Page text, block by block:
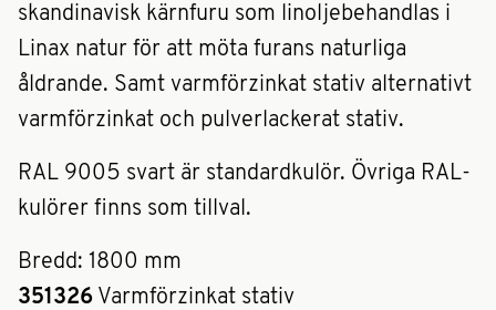
skandinavisk kärnfuru som linoljebehandlas i
Linax natur för att möta furans naturliga
åldrande. Samt varmförzinkat stativ alternativt
varmförzinkat och pulverlackerat stativ.
RAL 9005 svart är standardkulör. Övriga RAL-
kulörer finns som tillval.
Bredd: 1800 mm
351326 Varmförzinkat stativ